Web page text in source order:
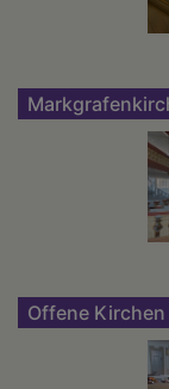
Offene Kirchen